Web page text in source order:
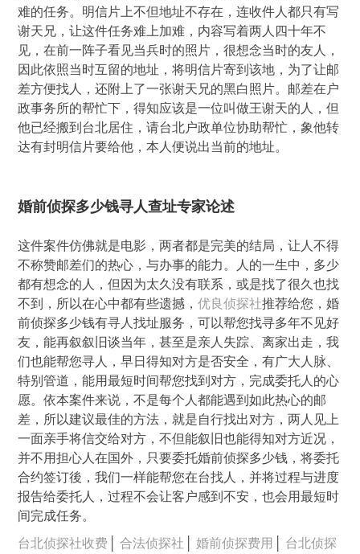
难的任务。明信片上不但地址不存在，连收件人都只有写
谢天兄，让这件任务难上加难，内容写着两人四十年不
见，在前一阵子看见当兵时的照片，很想念当时的友人，
因此依照当时互留的地址，将明信片寄到该地，为了让邮
差方便找人，还附上了一张谢天兄的黑白照片。邮差在户
政事务所的帮忙下，得知应该是一位叫做王谢天的人，但
他已经搬到台北居住，请台北户政单位协助帮忙，象他转
达有封明信片要给他，本人便说出当前的地址。
婚前侦探多少钱寻人查址专家论述
这件案件仿佛就是电影，两者都是完美的结局，让人不得
不称赞邮差们的热心，与办事的能力。人的一生中，多少
都有想念的人，但因为太久没有联系，或是找了很久也找
不到，所以在心中都有些遗撼，优良侦探社推荐给您，婚
前侦探多少钱有寻人找址服务，可以帮您找寻多年不见好
友，能再叙叙旧谈当年，甚至是亲人失踪、离家出走，我
们也能帮您寻人，早日得知对方是否安全，有广大人脉、
特别管道，能用最短时间帮您找到对方，完成委托人的心
愿。依本案件来说，不是每个人都能遇到如此热心的邮
差，所以建议最佳的方法，就是自行找出对方，两人见上
一面亲手将信交给对方，不但能叙旧也能得知对方近况，
并不用担心人在国外，只要委托婚前侦探多少钱，将委托
合约签订後，我们一样能帮您在台找人，并将过程与进度
报告给委托人，过程不会让客户感到不安，也会用最短时
间完成任务。
台北侦探社收费 │合法侦探社 │婚前侦探费用
台北侦探